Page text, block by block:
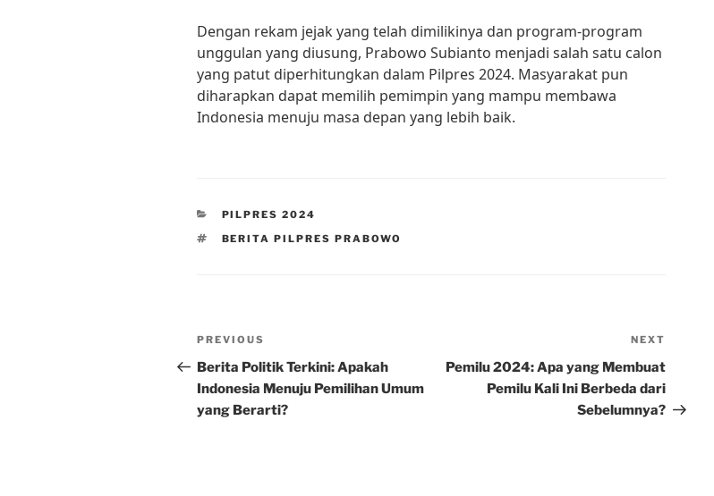
Dengan rekam jejak yang telah dimilikinya dan program-program
unggulan yang diusung, Prabowo Subianto menjadi salah satu calon
yang patut diperhitungkan dalam Pilpres 2024. Masyarakat pun
diharapkan dapat memilih pemimpin yang mampu membawa
Indonesia menuju masa depan yang lebih baik.
CATEGORIES
PILPRES 2024
TAGS
BERITA PILPRES PRABOWO
Post
navigation
Previous
Post
PREVIOUS
Berita Politik Terkini: Apakah
Indonesia Menuju Pemilihan Umum
yang Berarti?
Post
NEXT
Pemilu 2024: Apa yang Membuat
Pemilu Kali Ini Berbeda dari
Sebelumnya?